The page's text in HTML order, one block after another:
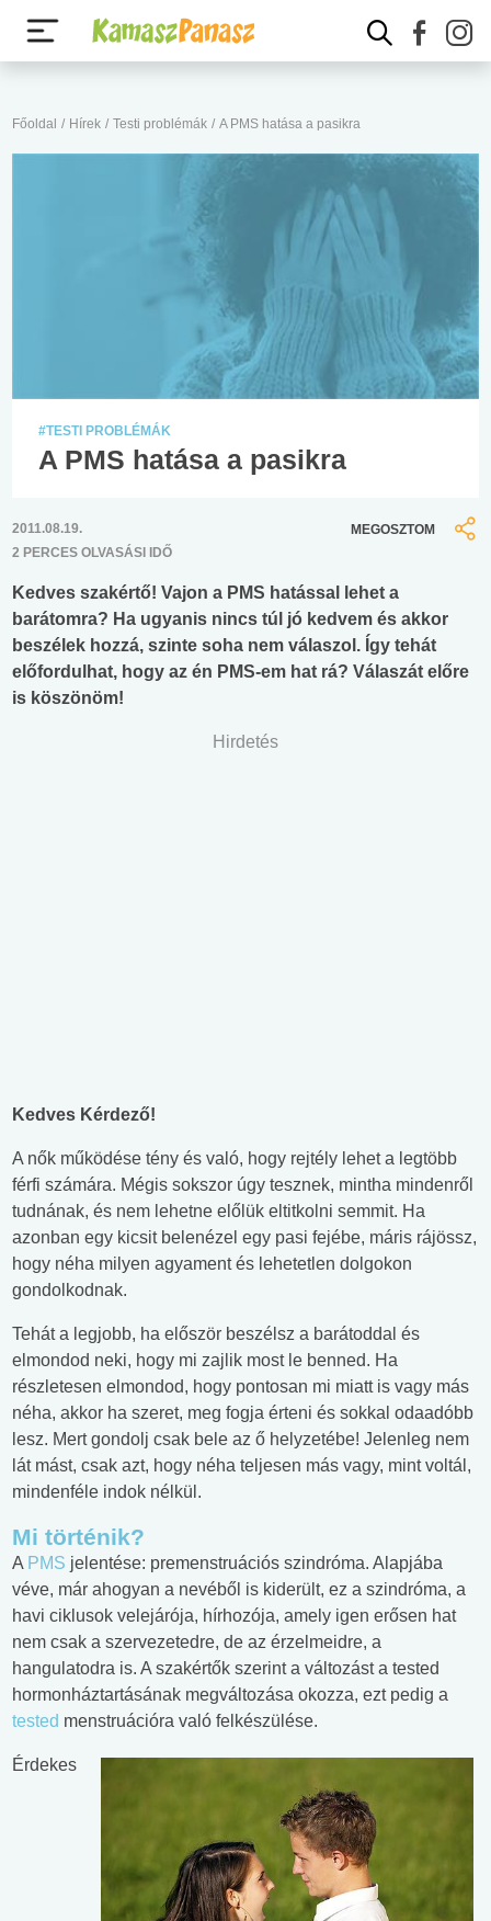
Főoldal / Hírek / Testi problémák / A PMS hatása a pasikra
#TESTI PROBLÉMÁK
A PMS hatása a pasikra
2011.08.19.
2 PERCES OLVASÁSI IDŐ
MEGOSZTOM
Kedves szakértő! Vajon a PMS hatással lehet a
barátomra? Ha ugyanis nincs túl jó kedvem és akkor
beszélek hozzá, szinte soha nem válaszol. Így tehát
előfordulhat, hogy az én PMS-em hat rá? Válaszát előre
is köszönöm!
Hirdetés
Kedves Kérdező!
A nők működése tény és való, hogy rejtély lehet a legtöbb
férfi számára. Mégis sokszor úgy tesznek, mintha mindenről
tudnának, és nem lehetne előlük eltitkolni semmit. Ha
azonban egy kicsit belenézel egy pasi fejébe, máris rájössz,
hogy néha milyen agyament és lehetetlen dolgokon
gondolkodnak.
Tehát a legjobb, ha először beszélsz a barátoddal és
elmondod neki, hogy mi zajlik most le benned. Ha
részletesen elmondod, hogy pontosan mi miatt is vagy más
néha, akkor ha szeret, meg fogja érteni és sokkal odaadóbb
lesz. Mert gondolj csak bele az ő helyzetébe! Jelenleg nem
lát mást, csak azt, hogy néha teljesen más vagy, mint voltál,
mindenféle indok nélkül.
Mi történik?
A PMS jelentése: premenstruációs szindróma. Alapjába
véve, már ahogyan a nevéből is kiderült, ez a szindróma, a
havi ciklusok velejárója, hírhozója, amely igen erősen hat
nem csak a szervezetedre, de az érzelmeidre, a
hangulatodra is. A szakértők szerint a változást a tested
hormonháztartásának megváltozása okozza, ezt pedig a
tested menstruációra való felkészülése.
Érdekes